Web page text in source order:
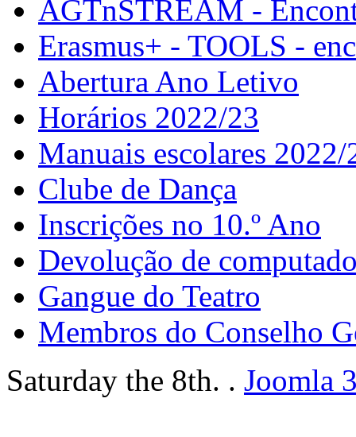
AGTnSTREAM -
Erasmus+ - TOOLS -
Abertura Ano Letivo
Horários 2022/23
Manuais escolares 2022/
Clube de Dança
Inscrições no 10.º Ano
Devolução de
Gangue do Teatro
Membros do Conselho
Saturday the 8th. . Joomla